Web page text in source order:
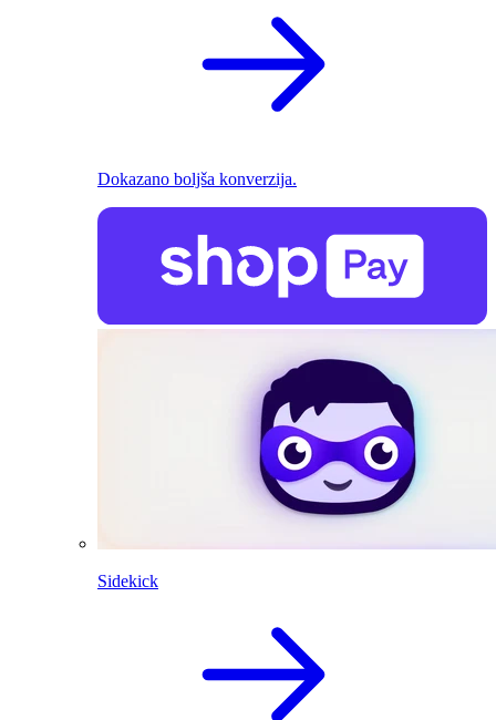
Dokazano boljša konverzija.
Sidekick